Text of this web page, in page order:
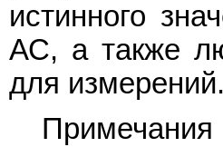
истинного
АС, а также
для измерений.
Примечания